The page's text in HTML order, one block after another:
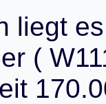
liegt es
er ( W11
eit 170.0